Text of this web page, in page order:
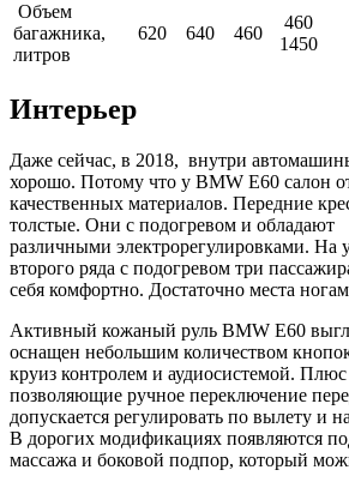
Объем
багажника,
литров
620 640 460
460
1450
Интерьер
Даже сейчас, в 2018, внутри
хорошо. Потому что у BMW E60 салон
качественных материалов. Передние
толстые. Они с подогревом и обладают
различными электрорегулировками. На
второго ряда с подогревом три
себя комфортно. Достаточно места
Активный кожаный руль BMW E60
оснащен небольшим количеством
круиз контролем и аудиосистемой. Плюс
позволяющие ручное переключение
допускается регулировать по вылету и
В дорогих модификациях появляются
массажа и боковой подпор, который